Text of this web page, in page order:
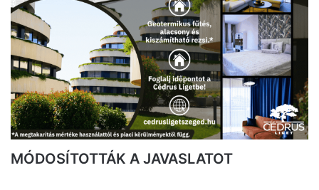
MÓDOSÍTOTTÁK A JAVASLATOT